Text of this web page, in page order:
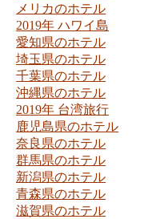
メリカのホテル
2019年 ハワイ島
愛知県のホテル
埼玉県のホテル
千葉県のホテル
沖縄県のホテル
2019年 台湾旅行
鹿児島県のホテル
奈良県のホテル
群馬県のホテル
新潟県のホテル
青森県のホテル
滋賀県のホテル